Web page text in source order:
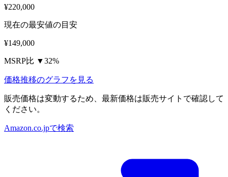
¥220,000
現在の最安値の目安
¥149,000
MSRP比 ▼32%
価格推移のグラフを見る
販売価格は変動するため、最新価格は販売サイトで確認して
ください。
Amazon.co.jpで検索